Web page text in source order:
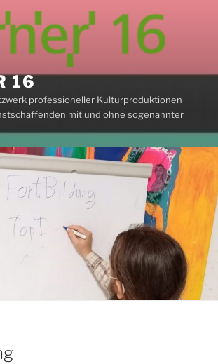
16
professioneller Kulturproduktionen
mit und ohne sogenannter